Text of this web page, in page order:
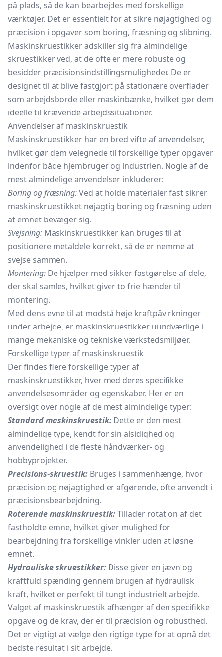
på plads, så de kan bearbejdes med forskellige
værktøjer. Det er essentielt for at sikre nøjagtighed og
præcision i opgaver som boring, fræsning og slibning.
Maskinskruestikker adskiller sig fra almindelige
skruestikker ved, at de ofte er mere robuste og
besidder præcisionsindstillingsmuligheder. De er
designet til at blive fastgjort på stationære overflader
som arbejdsborde eller maskinbænke, hvilket gør dem
ideelle til krævende arbejdssituationer.
Anvendelser af maskinskruestik
Maskinskruestikker har en bred vifte af anvendelser,
hvilket gør dem velegnede til forskellige typer opgaver
indenfor både hjembruger og industrien. Nogle af de
mest almindelige anvendelser inkluderer:
Boring og fræsning:Ved at holde materialer fast sikrer
maskinskruestikket nøjagtig boring og fræsning uden
at emnet bevæger sig.
Svejsning: Maskinskruestikker kan bruges til at
positionere metaldele korrekt, så de er nemme at
svejse sammen.
Montering: De hjælper med sikker fastgørelse af dele,
der skal samles, hvilket giver to frie hænder til
montering.
Med dens evne til at modstå høje kraftpåvirkninger
under arbejde, er maskinskruestikker uundværlige i
mange mekaniske og tekniske værkstedsmiljøer.
Forskellige typer af maskinskruestik
Der findes flere forskellige typer af
maskinskruestikker, hver med deres specifikke
anvendelsesområder og egenskaber. Her er en
oversigt over nogle af de mest almindelige typer:
Standard maskinskruestik: Dette er den mest
almindelige type, kendt for sin alsidighed og
anvendelighed i de fleste håndværker- og
hobbyprojekter.
Precisions-skruestik: Bruges i sammenhænge, hvor
præcision og nøjagtighed er afgørende, ofte anvendt i
præcisionsbearbejdning.
Roterende maskinskruestik:Tillader rotation af det
fastholdte emne, hvilket giver mulighed for
bearbejdning fra forskellige vinkler uden at løsne
emnet.
Hydrauliske skruestikker: Disse giver en jævn og
kraftfuld spænding gennem brugen af hydraulisk
kraft, hvilket er perfekt til tungt industrielt arbejde.
Valget af maskinskruestik afhænger af den specifikke
opgave og de krav, der er til præcision og robusthed.
Det er vigtigt at vælge den rigtige type for at opnå det
bedste resultat i sit arbejde.